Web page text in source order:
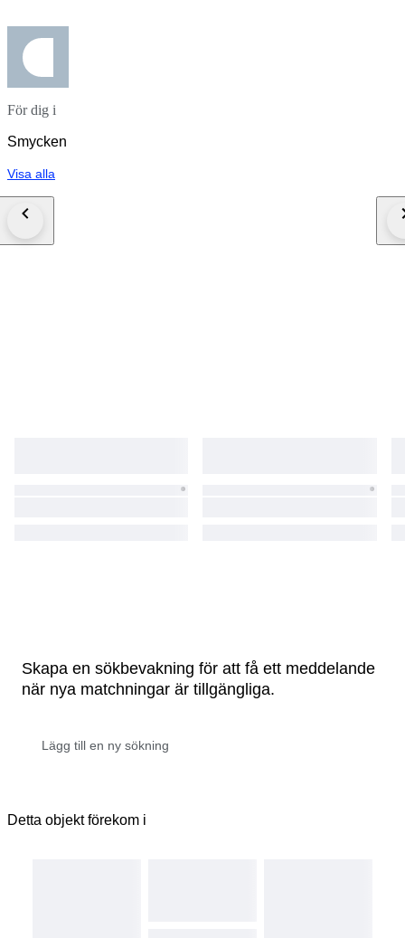
För dig i
Smycken
Visa alla
Skapa en sökbevakning för att få ett meddelande
när nya matchningar är tillgängliga.
Detta objekt förekom i